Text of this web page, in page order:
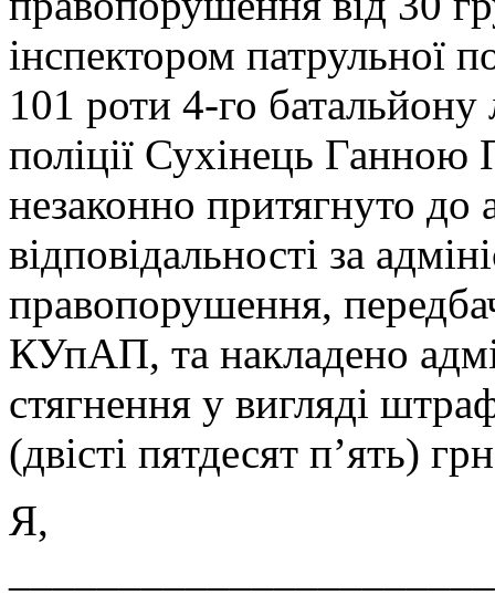
інспектором патрульної
101 роти 4-го батальйону
поліції Сухінець
незаконно притягнуто до
відповідальності за
правопорушення,
КУпАП, та накладено
стягнення у вигляді
(двісті пятдесят п’ять)
Я,